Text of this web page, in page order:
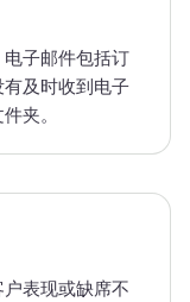
子邮件包括订
及时收到电子
夹。
表现或缺席不